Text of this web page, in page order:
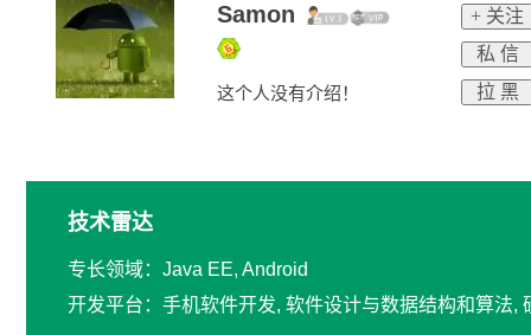
Samon
这个人没有介绍！
+ 关注
私 信
拉 黑
技术雷达
专长领域：Java EE, Android
开发平台：手机软件开发, 软件设计与数据结构和算法,